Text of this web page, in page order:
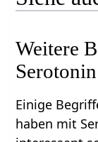
Weitere
Einige
haben mit Serotonin‏‎, aber